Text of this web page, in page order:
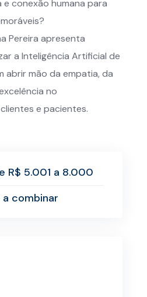
conexão humana para
Pereira apresenta
a Inteligência Artificial de
abrir mão da empatia, da
no
e pacientes.
R$ 5.001 a 8.000
a combinar